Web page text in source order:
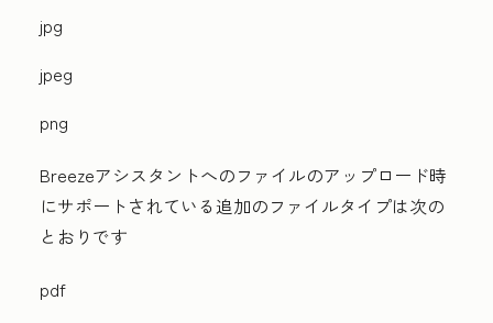
jpg
jpeg
png
Breezeアシスタントへのファイルのアップロード時
にサポートされている追加のファイルタイプは次の
とおりです
pdf